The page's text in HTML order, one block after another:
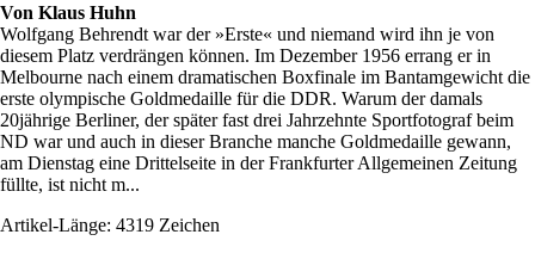
Von Klaus Huhn
Wolfgang Behrendt war der »Erste« und niemand wird ihn je von
diesem Platz verdrängen können. Im Dezember 1956 errang er in
Melbourne nach einem dramatischen Boxfinale im Bantamgewicht die
erste olympische Goldmedaille für die DDR. Warum der damals
20jährige Berliner, der später fast drei Jahrzehnte Sportfotograf beim
ND war und auch in dieser Branche manche Goldmedaille gewann,
am Dienstag eine Drittelseite in der Frankfurter Allgemeinen Zeitung
füllte, ist nicht m...
Artikel-Länge: 4319 Zeichen